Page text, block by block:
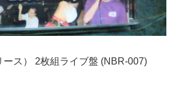
ース） 2枚組ライブ盤 (NBR-007)